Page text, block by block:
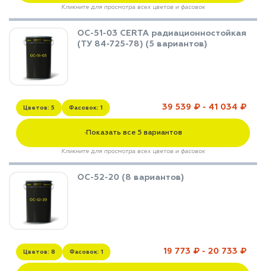
Кликните для просмотра всех цветов и фасовок
ОС-51-03 CERTA радиационностойкая
(ТУ 84-725-78) (5 вариантов)
Цветов: 5 Фасовок: 1 39 539 ₽ - 41 034 ₽
▼Показать все 5 вариантов
Кликните для просмотра всех цветов и фасовок
ОС-52-20 (8 вариантов)
Цветов: 8 Фасовок: 1 19 773 ₽ - 20 733 ₽